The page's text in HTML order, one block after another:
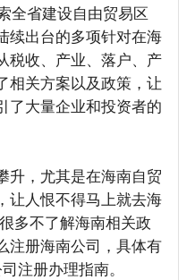
全省建设自由贸易区
续出台的多项针对在海
税收、产业、落户、产
相关方案以及政策，让
了大量企业和投资者的
升，尤其是在海南自贸
让人恨不得马上就去海
多不了解海南相关政
注册海南公司，具体有
注册办理指南。